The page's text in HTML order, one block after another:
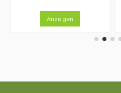
Anzeigen